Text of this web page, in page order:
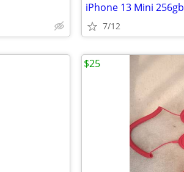
iPhone 13 Mini 256gb
7/12
$25